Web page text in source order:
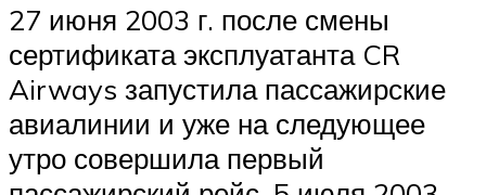
27 июня 2003 г. после смены
сертификата эксплуатанта CR
Airways запустила пассажирские
авиалинии и уже на следующее
утро совершила первый